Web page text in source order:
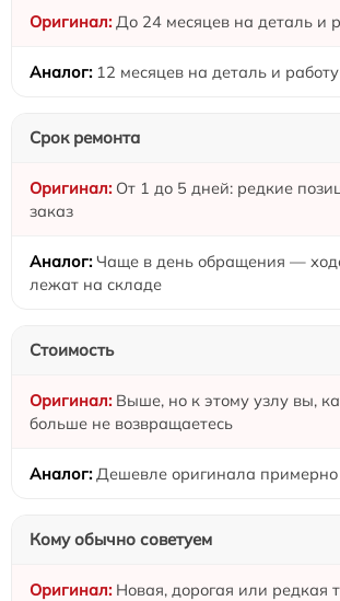
До 24 месяцев на деталь и
12 месяцев на деталь и
Срок ремонта
От 1 до 5 дней: редкие
заказ
Чаще в день обращения —
лежат на складе
Стоимость
Выше, но к этому узлу вы,
больше не возвращаетесь
Дешевле оригинала
Кому обычно советуем
Новая, дорогая или редкая